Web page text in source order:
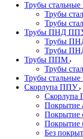
Трубы
Трубы
Трубы
Трубы ПНД
Трубы
Трубы
Трубы ППМ
Трубы
Трубы
Скорлупа ППУ
Скорлупа
Покрытие
Покрытие
Покрытие
Без